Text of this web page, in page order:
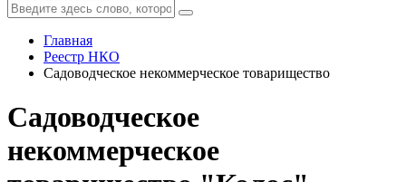
Главная
Реестр НКО
Садоводческое некоммерческое товарищество
Садоводческое
некоммерческое